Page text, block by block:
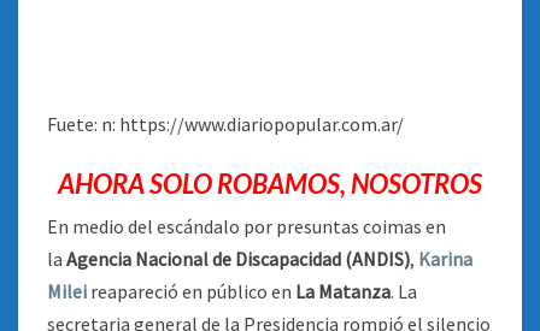
Fuete: n: https://www.diariopopular.com.ar/
AHORA SOLO ROBAMOS, NOSOTROS
En medio del escándalo por presuntas coimas en
la Agencia Nacional de Discapacidad (ANDIS), Karina
Milei reapareció en público en La Matanza. La
secretaria general de la Presidencia rompió el silencio